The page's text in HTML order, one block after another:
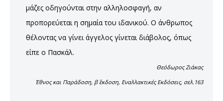
μάζες οδηγούνται στην αλληλοσφαγή, αν
προπορεύεται η σημαία του ιδανικού. Ο άνθρωπος
θέλοντας να γίνει άγγελος γίνεται διάβολος, όπως
είπε ο Πασκάλ.
Θεόδωρος Ζιάκας
Έθνος και Παράδοση, β΄ έκδοση, Εναλλακτικές Εκδόσεις, σελ.163